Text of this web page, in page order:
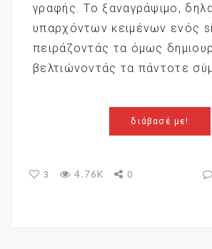
γραφής. Το ξαναγράψιμο,
υπαρχόντων κειμένων ενός
πειράζοντάς τα όμως
βελτιώνοντάς τα πάντοτε
διάβασέ με!
3 4.76K 0